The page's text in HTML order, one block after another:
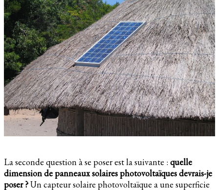
La seconde question à se poser est la suivante : quelle
dimension de panneaux solaires photovoltaïques devrais-je
poser ?Un capteur solaire photovoltaïque a une superficie